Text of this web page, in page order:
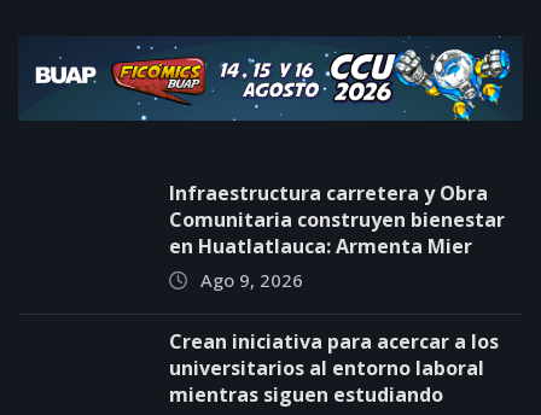
Infraestructura carretera y Obra
Comunitaria construyen bienestar
en Huatlatlauca: Armenta Mier
Ago 9, 2026
Crean iniciativa para acercar a los
universitarios al entorno laboral
mientras siguen estudiando